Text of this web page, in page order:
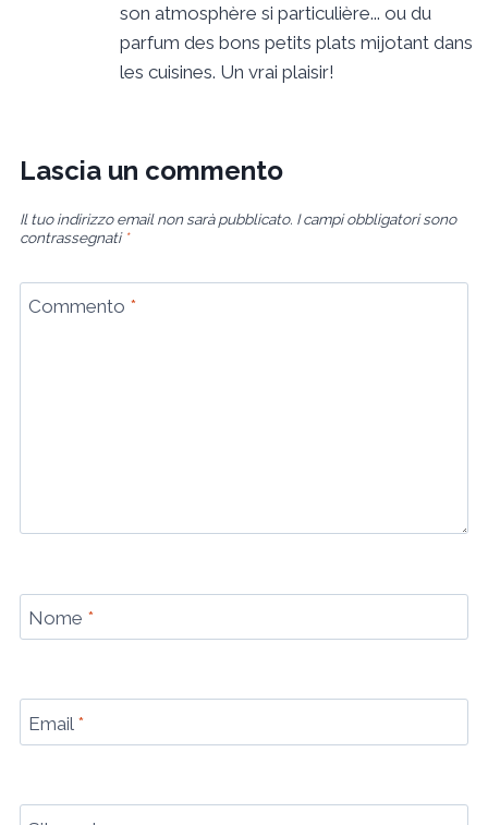
son atmosphère si particulière... ou du
parfum des bons petits plats mijotant dans
les cuisines. Un vrai plaisir!
Lascia un commento
Il tuo indirizzo email non sarà pubblicato. I campi obbligatori sono
contrassegnati *
Commento *
Nome *
Email *